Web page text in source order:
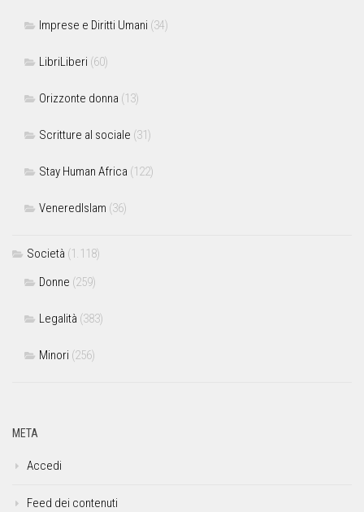
Imprese e Diritti Umani (34)
LibriLiberi (60)
Orizzonte donna (13)
Scritture al sociale (31)
Stay Human Africa (122)
VeneredIslam (36)
Società (1.118)
Donne (259)
Legalità (383)
Minori (256)
META
Accedi
Feed dei contenuti